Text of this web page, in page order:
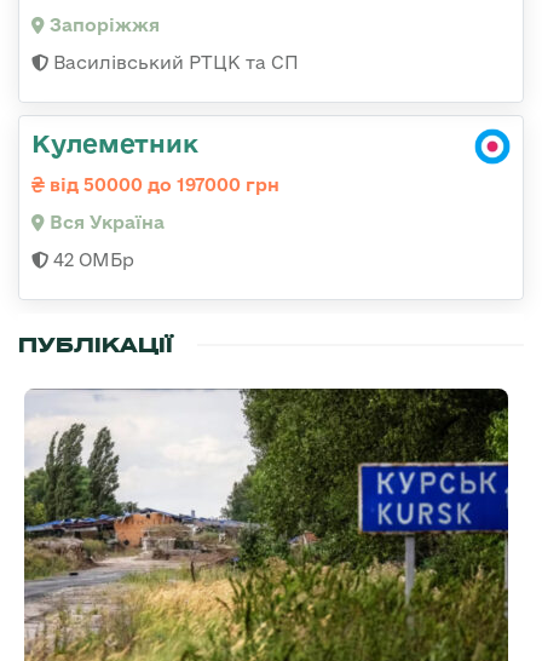
Запоріжжя
Василівський РТЦК та СП
Кулеметник
від 50000 до 197000 грн
Вся Україна
42 ОМБр
ПУБЛІКАЦІЇ